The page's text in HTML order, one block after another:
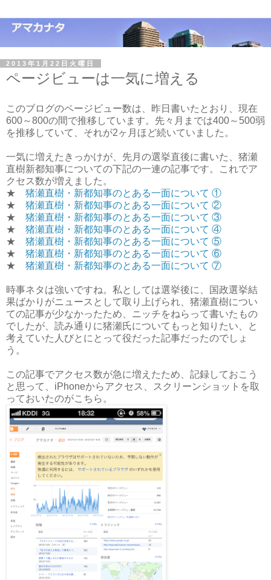
2013年1月22日火曜日
ページビューは一気に増える
このブログのページビュー数は、昨日書いたとおり、現在
600～800の間で推移しています。先々月までは400～500弱
を推移していて、それが2ヶ月ほど続いていました。
一気に増えたきっかけが、先月の選挙直後に書いた、猪瀬
直樹新都知事についての下記の一連の記事です。これでア
クセス数が増えました。
★ 猪瀬直樹・新都知事のとある一面について ①
★ 猪瀬直樹・新都知事のとある一面について ②
★ 猪瀬直樹・新都知事のとある一面について ③
★ 猪瀬直樹・新都知事のとある一面について ④
★ 猪瀬直樹・新都知事のとある一面について ⑤
★ 猪瀬直樹・新都知事のとある一面について ⑥
★ 猪瀬直樹・新都知事のとある一面について ⑦
時事ネタは強いですね。私としては選挙後に、国政選挙結
果ばかりがニュースとして取り上げられ、猪瀬直樹につい
ての記事が少なかったため、ニッチをねらって書いたもの
でしたが、読み通りに猪瀬氏についてもっと知りたい、と
考えていた人びとにとって役だった記事だったのでしょ
う。
この記事でアクセス数が急に増えたため、記録しておこう
と思って、iPhoneからアクセス、スクリーンショットを取
っておいたのがこちら。